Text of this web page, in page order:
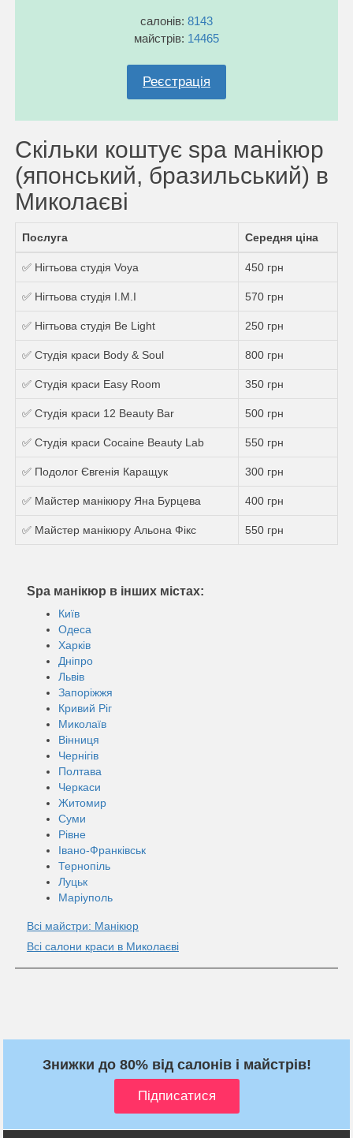
салонів: 8143
майстрів: 14465
Реєстрація
Скільки коштує spa манікюр
(японський, бразильський) в
Миколаєві
Послуга Середня ціна
✅ Нігтьова студія Voya 450 грн
✅ Нігтьова студія I.M.I 570 грн
✅ Нігтьова студія Be Light 250 грн
✅ Студія краси Body & Soul 800 грн
✅ Студія краси Easy Room 350 грн
✅ Студія краси 12 Beauty Bar 500 грн
✅ Студія краси Cocaine Beauty Lab 550 грн
✅ Подолог Євгенія Каращук 300 грн
✅ Майстер манікюру Яна Бурцева 400 грн
✅ Майстер манікюру Альона Фікс 550 грн
Spa манікюр в інших містах:
Київ
Одеса
Харків
Дніпро
Львів
Запоріжжя
Кривий Ріг
Миколаїв
Вінниця
Чернігів
Полтава
Черкаси
Житомир
Суми
Рівне
Івано-Франківськ
Тернопіль
Луцьк
Маріуполь
Всі майстри: Манікюр
Всі салони краси в Миколаєві
Знижки до 80% від салонів і майстрів!